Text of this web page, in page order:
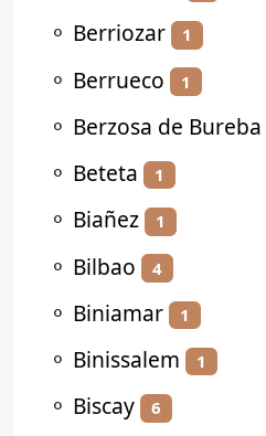
⚬ Berriozar 1
⚬ Berrueco 1
⚬ Berzosa de Bureba
⚬ Beteta 1
⚬ Biañez 1
⚬ Bilbao 4
⚬ Biniamar 1
⚬ Binissalem 1
⚬ Biscay 6